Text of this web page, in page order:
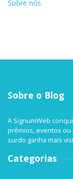
Sobre nós
Sobre o Blog
A SignumWeb
prêmios, eventos ou
surdo ganha mais
Categorias